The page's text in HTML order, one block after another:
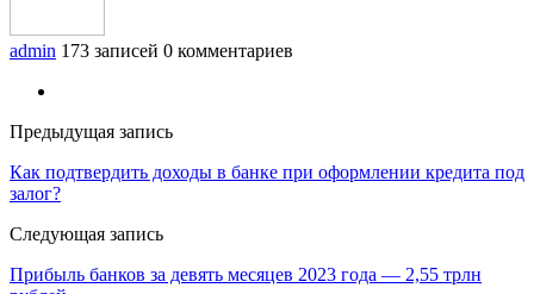
admin 173 записей 0 комментариев
Предыдущая запись
Как подтвердить доходы в банке при оформлении кредита под
залог?
Следующая запись
Прибыль банков за девять месяцев 2023 года — 2,55 трлн